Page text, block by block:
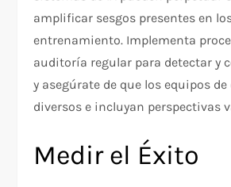
amplificar sesgos presentes en
entrenamiento. Implementa
auditoría regular para detectar y
y asegúrate de que los equipos
diversos e incluyan perspectivas
Medir el Éxito